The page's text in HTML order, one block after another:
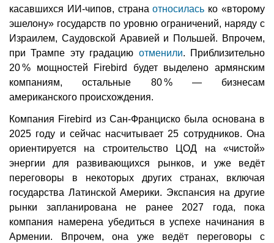
касавшихся ИИ-чипов, странаотносилась ко «второму
эшелону» государств по уровню ограничений, наряду с
Израилем, Саудовской Аравией и Польшей. Впрочем,
при Трампе эту градацию отменили. Приблизительно
20 % мощностей Firebird будет выделено армянским
компаниям, остальные 80 % — бизнесам
американского происхождения.
Компания Firebird из Сан-Франциско была основана в
2025 году и сейчас насчитывает 25 сотрудников. Она
ориентируется на строительство ЦОД на «чистой»
энергии для развивающихся рынков, и уже ведёт
переговоры в некоторых других странах, включая
государства Латинской Америки. Экспансия на другие
рынки запланирована не ранее 2027 года, пока
компания намерена убедиться в успехе начинания в
Армении. Впрочем, она уже ведёт переговоры с